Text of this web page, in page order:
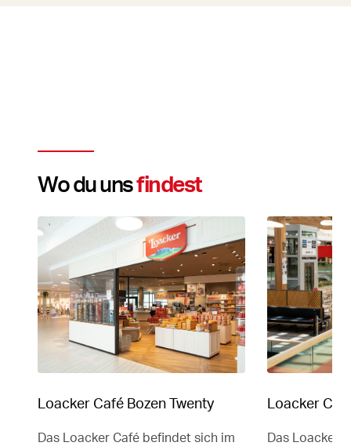
Wo du unsfindest
Loacker Café Bozen Twenty
Das Loacker Café befindet sich im
Loacker
Das Loacker